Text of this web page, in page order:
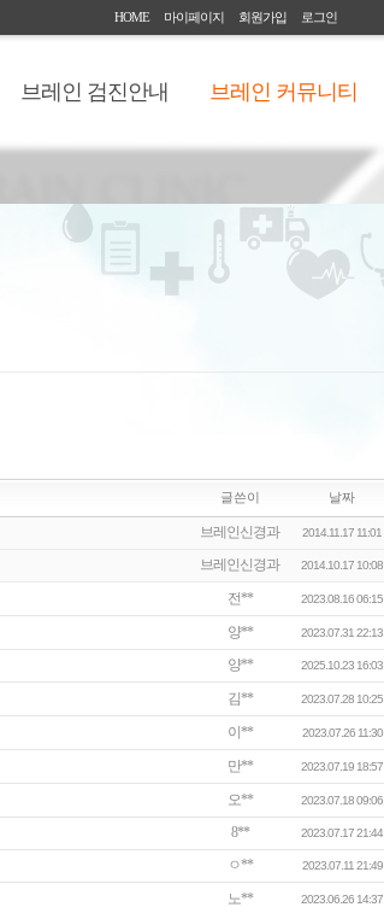
HOME 마이페이지 회원가입 로그인
브레인 검진안내 브레인 커뮤니티
글쓴이 날짜
브레인신경과 2014.11.17 11:01
브레인신경과 2014.10.17 10:08
전** 2023.08.16 06:15
양** 2023.07.31 22:13
양** 2025.10.23 16:03
김** 2023.07.28 10:25
이** 2023.07.26 11:30
만** 2023.07.19 18:57
오** 2023.07.18 09:06
8** 2023.07.17 21:44
ㅇ** 2023.07.11 21:49
노** 2023.06.26 14:37